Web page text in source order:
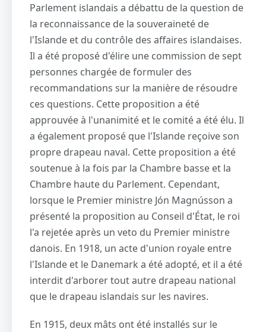
Parlement islandais a débattu de la question de
la reconnaissance de la souveraineté de
l'Islande et du contrôle des affaires islandaises.
Il a été proposé d'élire une commission de sept
personnes chargée de formuler des
recommandations sur la manière de résoudre
ces questions. Cette proposition a été
approuvée à l'unanimité et le comité a été élu. Il
a également proposé que l'Islande reçoive son
propre drapeau naval. Cette proposition a été
soutenue à la fois par la Chambre basse et la
Chambre haute du Parlement. Cependant,
lorsque le Premier ministre Jón Magnússon a
présenté la proposition au Conseil d'État, le roi
l'a rejetée après un veto du Premier ministre
danois. En 1918, un acte d'union royale entre
l'Islande et le Danemark a été adopté, et il a été
interdit d'arborer tout autre drapeau national
que le drapeau islandais sur les navires.
En 1915, deux mâts ont été installés sur le